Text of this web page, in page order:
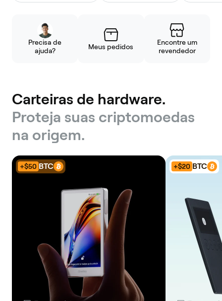
Precisa de
ajuda?
Meus pedidos
Encontre um
revendedor
Carteiras de hardware.
Proteja suas criptomoedas
na origem.
+$50 BTC +$20 BTC